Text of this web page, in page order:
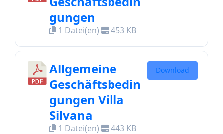
gungen
1 Datei(en) 453 KB
Allgemeine
Geschäftsbedin
gungen Villa
Silvana
1 Datei(en) 443 KB
Download